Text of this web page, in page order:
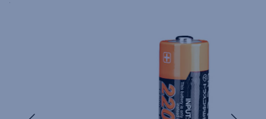
Yksityiskohtainen kuvaus löytyy Tuotteen kuvaus -